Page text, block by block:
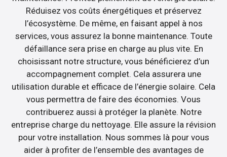
Réduisez vos coûts énergétiques et préservez
l’écosystème. De même, en faisant appel à nos
services, vous assurez la bonne maintenance. Toute
défaillance sera prise en charge au plus vite. En
choisissant notre structure, vous bénéficierez d’un
accompagnement complet. Cela assurera une
utilisation durable et efficace de l’énergie solaire. Cela
vous permettra de faire des économies. Vous
contribuerez aussi à protéger la planète. Notre
entreprise charge du nettoyage. Elle assure la révision
pour votre installation. Nous sommes là pour vous
aider à profiter de l’ensemble des avantages de